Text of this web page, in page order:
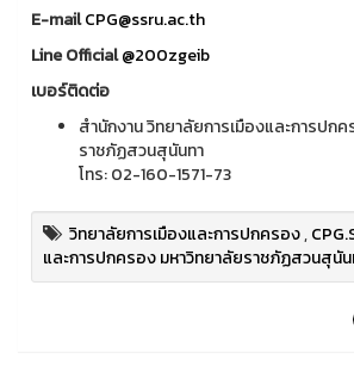
E-mailCPG@ssru.ac.th
Line Official@200zgeib
เบอร์ติดต่อ
สำนักงาน วิทยาลัยการเมืองและการปก
ราชภัฏสวนสุนันทา
โทร: 02-160-1571-73
วิทยาลัยการเมืองและการปกครอง,
และการปกครอง มหาวิทยาลัยราชภัฏสวนสุนัน